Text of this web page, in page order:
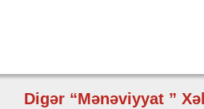
Digər “Mənəviyyat ”